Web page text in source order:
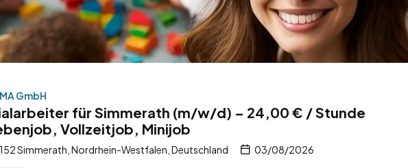
GmbH
für Simmerath (m/w/d) – 24,00 € / Stunde
Vollzeitjob, Minijob
Simmerath, Nordrhein-Westfalen, Deutschland 03/08/2026